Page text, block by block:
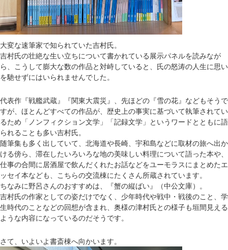
大変な速筆家で知られていた吉村氏。
吉村氏の壮絶な生い立ちについて書かれている展示パネルを読みなが
ら、こうして膨大な数の作品と対峙していると、氏の怒涛の人生に思い
を馳せずにはいられませんでした。
代表作『戦艦武蔵』『関東大震災』、先ほどの『雪の花』などもそうで
すが、ほとんどすべての作品が、歴史上の事実に基づいて執筆されてい
るため「ノンフィクション文学」「記録文学」というワードとともに語
られることも多い吉村氏。
随筆集も多く出していて、北海道や長崎、宇和島などに取材の旅へ出か
ける傍ら、滞在したいろいろな地の美味しい料理について語った本や、
仕事の合間に居酒屋で飲んだくれたお話などをユーモラスにまとめたエ
ッセイ本なども、こちらの交流棟にたくさん所蔵されています。
ちなみに野呂さんのおすすめは、『蟹の縦ばい』（中公文庫）。
吉村氏の作家としての姿だけでなく、少年時代や戦中・戦後のこと、学
生時代のことなどの回想が含まれ、奥様の津村氏との様子も垣間見える
ような内容になっているのだそうです。
さて、いよいよ書斎棟へ向かいます。